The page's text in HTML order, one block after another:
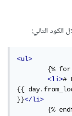
التالي:
<ul>
	{% for day in daysList %}
<li>#
{{
}}</li>